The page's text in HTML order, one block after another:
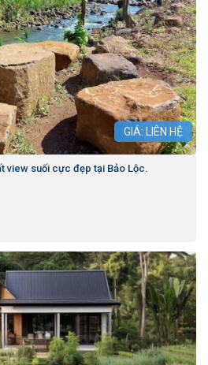
GIÁ: LIÊN HỆ
view suối cực đẹp tại Bảo Lộc.